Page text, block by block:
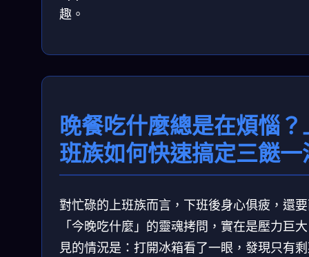
趣。
晚餐吃什麼總是在煩惱？
班族如何快速搞定三餸一
對忙碌的上班族而言，下班後身心俱疲，還
「今晚吃什麼」的靈魂拷問，實在是壓力巨
見的情況是：打開冰箱看了一眼，發現只有